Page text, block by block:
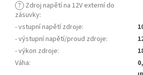
? Zdroj napětí na 12V externí do
zásuvky:
- vstupní napětí zdroje:
- výstupní napětí/proud zdroje:
- výkon zdroje:
Váha: